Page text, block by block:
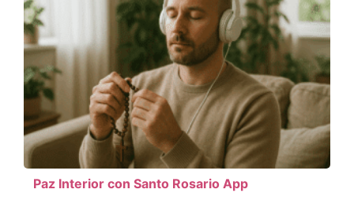
Paz Interior con Santo Rosario App